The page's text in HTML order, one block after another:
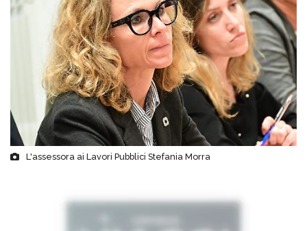
L'assessora ai Lavori Pubblici Stefania Morra